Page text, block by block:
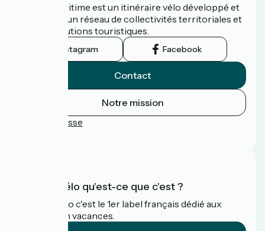
La Vélomaritime est un itinéraire vélo développé et
promu par un réseau de collectivités territoriales et
leurs institutions touristiques.
Instagram Facebook
Contact
Notre mission
Espace Presse
Accueil Vélo qu'est-ce que c'est ?
Accueil Vélo c'est le 1er label français dédié aux
cyclistes en vacances.